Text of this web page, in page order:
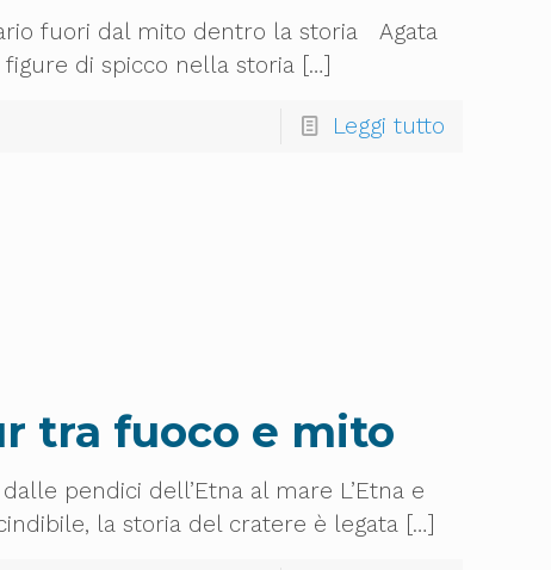
fuori dal mito dentro la storia Agata
di spicco nella storia[…]
Leggi tutto
tra fuoco e mito
pendici dell’Etna al mare L’Etna e
la storia del cratere è legata[…]